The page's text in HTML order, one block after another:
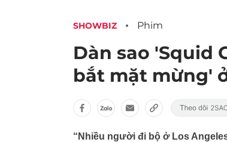
SHOWBIZ Phim
Dàn sao 'Squid
bắt mặt mừng'
“Nhiều người đi bộ ở Los